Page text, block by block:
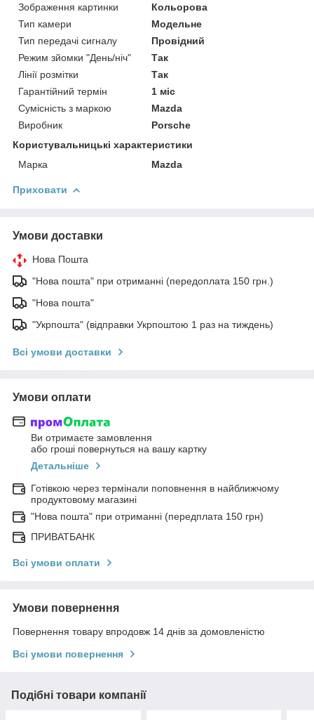
Зображення картинки
Кольорова
Тип камери
Модельне
Тип передачі сигналу
Провідний
Режим зйомки "День/ніч"
Так
Лінії розмітки
Так
Гарантійний термін
1 міс
Сумісність з маркою
Mazda
Виробник
Porsche
Користувальницькі характеристики
Марка
Mazda
Приховати
Умови доставки
Нова Пошта
"Нова пошта" при отриманні (передоплата 150 грн.)
"Нова пошта"
"Укрпошта" (відправки Укрпоштою 1 раз на тиждень)
Всі умови доставки
Умови оплати
Ви отримаєте замовлення
або гроші повернуться на вашу картку
Детальніше
Готівкою через термінали поповнення в найближчому
продуктовому магазині
"Нова пошта" при отриманні (передплата 150 грн)
ПРИВАТБАНК
Всі умови оплати
Умови повернення
Повернення товару впродовж 14 днів за домовленістю
Всі умови повернення
Подібні товари компанії